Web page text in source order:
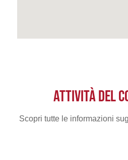
ATTIVITÀ DEL
Scopri tutte le informazioni